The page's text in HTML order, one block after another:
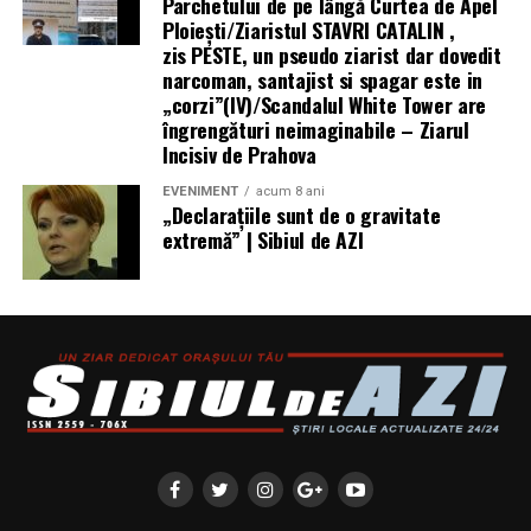
sport tânăr poate aduce României prestigiu
internațional.
www.frpadbol.ro
www.padbol.ro
Articol preluat dinpresadeazi.ro
Ploieşti/Ziaristul STAVRI CATALIN ,
zis PESTE, un pseudo ziarist dar dovedit
narcoman, santajist si spagar este in
„corzi”(IV)/Scandalul White Tower are
îngrengături neimaginabile – Ziarul
Incisiv de Prahova
EVENIMENT acum 8 ani
„Declaraţiile sunt de o gravitate
extremă” | Sibiul de AZI